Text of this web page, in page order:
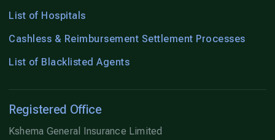
List of Hospitals
Cashless & Reimbursement Settlement Processes
List of Blacklisted Agents
Registered Office
Kshema General Insurance Limited